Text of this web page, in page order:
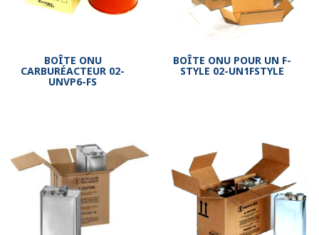
BOÎTE ONU
CARBURÉACTEUR 02-
UNVP6-FS
BOÎTE ONU POUR UN F-
STYLE 02-UN1FSTYLE